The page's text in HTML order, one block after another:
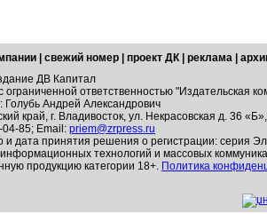
свежий номер проект ДК реклама
ДВ Капитал
ответственностью "Издательская
Голубь Андрей Александрович
край, г. Владивосток, ул. Некрасовская д. 36
85; Email: priem@zrpress.ru
и дата принятия решения о регистрации: серия
технологий и массовых
продукцию категории 18+. Политика